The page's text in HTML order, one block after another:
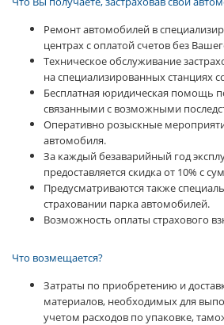
Ремонт автомобилей в
центрах с оплатой счетов без
Техническое обслуживание
на специализированных станциях
Бесплатная юридическая помощь
связанными с возможными
Оперативно розыскные
автомобиля.
За каждый безаварийный год
предоставляется скидка от 10% с
Предусматриваются также
страховании парка автомобилей.
Возможность оплаты страхового
Что возмещается?
Затраты по приобретению и
материалов, необходимых для
учетом расходов по упаковке,